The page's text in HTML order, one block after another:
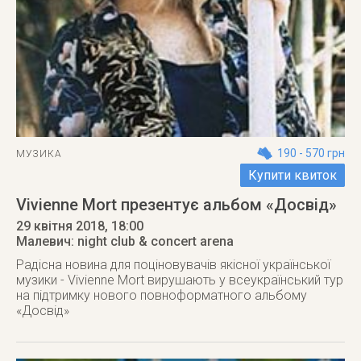
МУЗИКА 190 - 570 грн
Купити квиток
Vivienne Mort презентує альбом «Досвід»
29 квітня 2018, 18:00
Малевич: night club & concert arena
Радісна новина для поціновувачів якісної української
музики - Vivienne Mort вирушають у всеукраїнський тур
на підтримку нового повноформатного альбому
«Досвід»